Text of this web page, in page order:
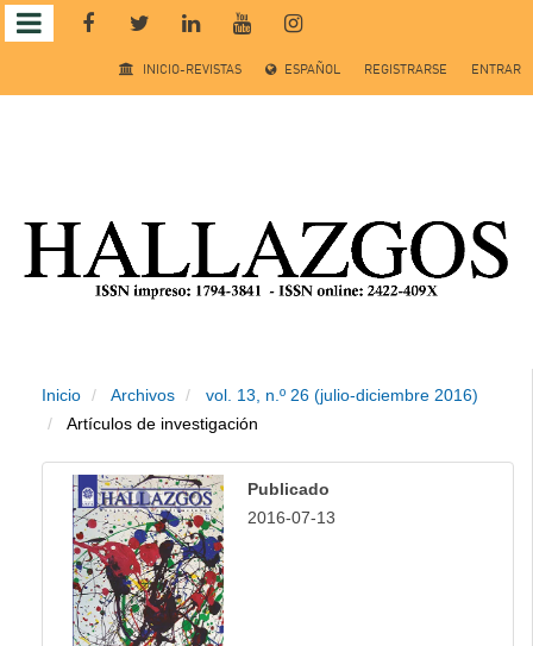
Salto
rápido
Navegación
principal
Contenido
principal
Barra
lateral
INICIO-REVISTAS ESPAÑOL REGISTRARSE ENTRAR
Inicio Archivos
vol. 13, n.º 26 (julio-diciembre 2016)
Artículos de investigación
Publicado
2016-07-13